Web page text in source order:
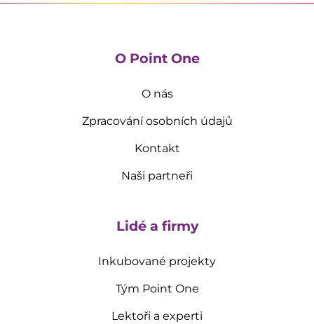
O Point One
O nás
Zpracování osobních údajů
Kontakt
Naši partneři
Lidé a firmy
Inkubované projekty
Tým Point One
Lektoři a experti